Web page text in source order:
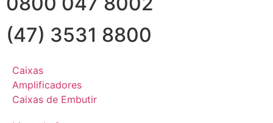
(47) 3531 8800
Caixas
Amplificadores
Caixas de Embutir